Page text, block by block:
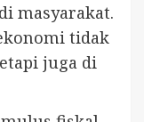
masyarakat.
tidak
juga di